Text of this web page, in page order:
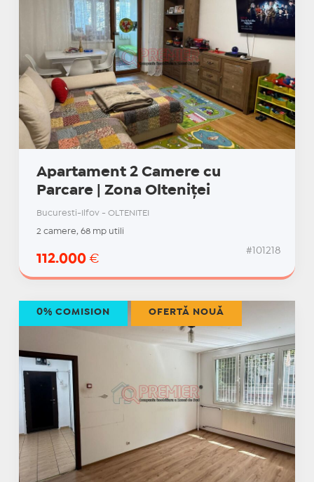
Apartament 2 Camere cu
Parcare | Zona Olteniței
Bucuresti-Ilfov - OLTENITEI
2 camere, 68 mp utili
112.000 €
#101218
0% COMISION OFERTĂ NOUĂ